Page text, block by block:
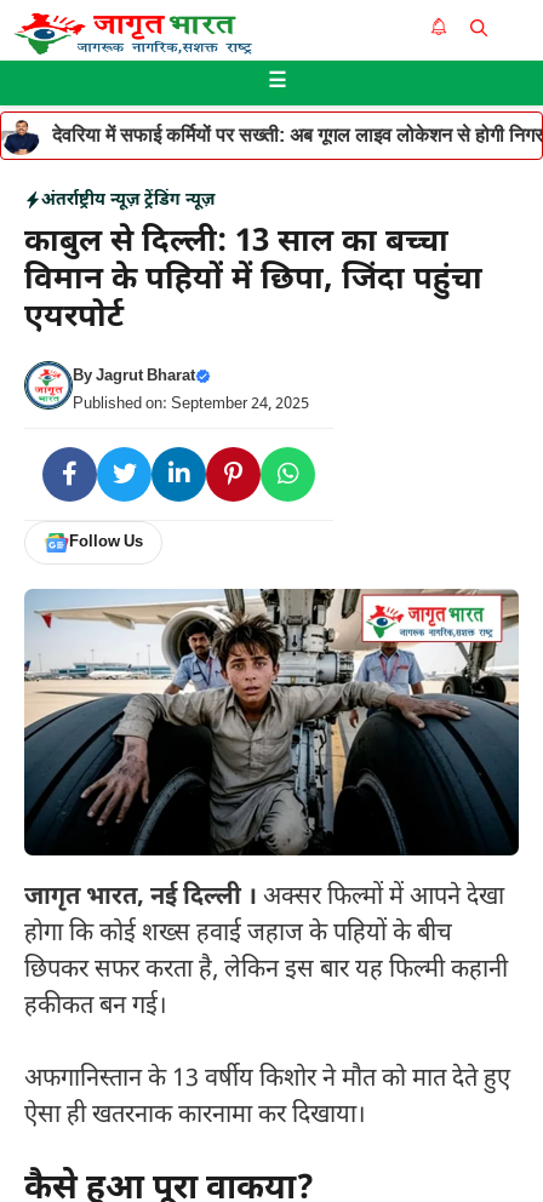
Skip
to
☰
देवरिया में सफाई कर्मियों पर सख्ती: अब गूगल लाइव लोकेशन से होगी
अंतर्राष्ट्रीय न्यूज़ ट्रेंडिंग न्यूज़
काबुल से दिल्ली: 13 साल का बच्चा
विमान के पहियों में छिपा, जिंदा पहुंचा
एयरपोर्ट
ByJagrut Bharat
Published on: September 24, 2025
Follow Us
जागृत भारत, नई दिल्ली । अक्सर फिल्मों में आपने देखा
होगा कि कोई शख्स हवाई जहाज के पहियों के बीच
छिपकर सफर करता है, लेकिन इस बार यह फिल्मी कहानी
हकीकत बन गई।
अफगानिस्तान के 13 वर्षीय किशोर ने मौत को मात देते हुए
ऐसा ही खतरनाक कारनामा कर दिखाया।
कैसे हुआ पूरा वाकया?